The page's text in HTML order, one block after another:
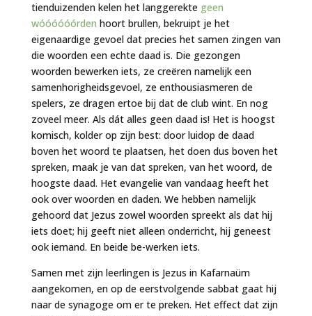
tienduizenden kelen het langgerekte geen
wóóóóóórden hoort brullen, bekruipt je het
eigenaardige gevoel dat precies het samen zingen van
die woorden een echte daad is. Die gezongen
woorden bewerken iets, ze creëren namelijk een
samenhorigheidsgevoel, ze enthousiasmeren de
spelers, ze dragen ertoe bij dat de club wint. En nog
zoveel meer. Als dát alles geen daad is! Het is hoogst
komisch, kolder op zijn best: door luidop de daad
boven het woord te plaatsen, het doen dus boven het
spreken, maak je van dat spreken, van het woord, de
hoogste daad. Het evangelie van vandaag heeft het
ook over woorden en daden. We hebben namelijk
gehoord dat Jezus zowel woorden spreekt als dat hij
iets doet; hij geeft niet alleen onderricht, hij geneest
ook iemand. En beide be-werken iets.
Samen met zijn leerlingen is Jezus in Kafarnaüm
aangekomen, en op de eerstvolgende sabbat gaat hij
naar de synagoge om er te preken. Het effect dat zijn